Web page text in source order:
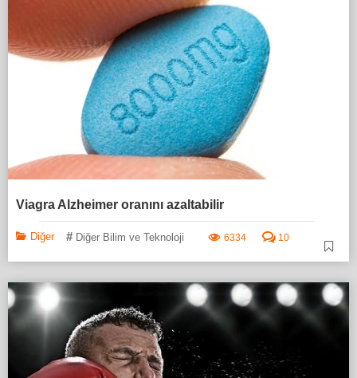
Viagra Alzheimer oranını azaltabilir
Diğer # Diğer Bilim ve Teknoloji 6334 10